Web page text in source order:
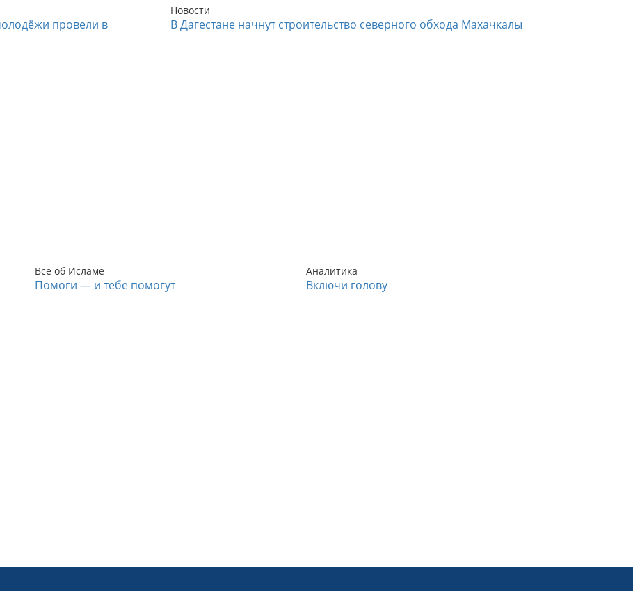
провели в
Новости
В Дагестане начнут строительство северного обхода Махачкалы
Все об Исламе
Помоги — и тебе помогут
Аналитика
Включи голову